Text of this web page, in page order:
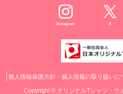
Instagram X
個人情報保護方針・個人情報の取り扱いに
Copyright © オリジナルTシャツ・ウ